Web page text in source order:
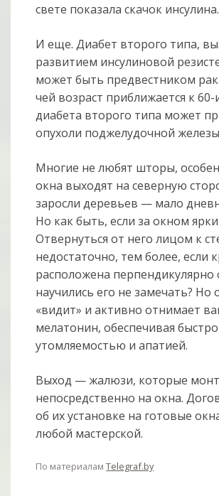
свете показала скачок инсулина.
И еще. Диабет второго типа,
развитием инсулиновой
может быть предвестником
чей возраст приближается к
диабета второго типа может
опухоли поджелудочной
Многие не любят шторы,
окна выходят на северную
заросли деревьев — мало
Но как быть, если за окном
Отвернуться от него лицом к
недостаточно, тем более, если
расположена перпендикулярно
научились его не замечать? Но
«видит» и активно отнимает
мелатонин, обеспечивая
утомляемостью и апатией.
Выход — жалюзи, которые
непосредственно на окна.
об их установке на готовые
любой мастерской.
По материаламTelegraf.by